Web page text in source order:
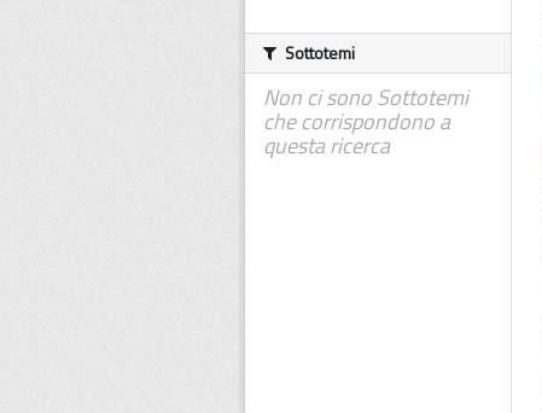
Sottotemi
Non ci sono Sottotemi
che corrispondono a
questa ricerca